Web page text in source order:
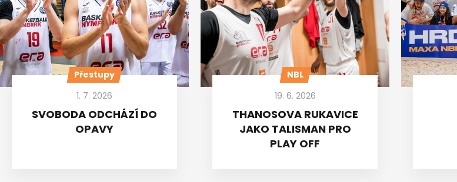
Přestupy
1. 7. 2026
SVOBODA ODCHÁZÍ DO
OPAVY
NBL
19. 6. 2026
THANOSOVA RUKAVICE
JAKO TALISMAN PRO
PLAY OFF